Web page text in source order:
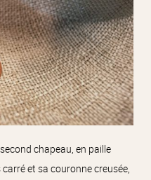
chapeau, en paille
et sa couronne creusée,